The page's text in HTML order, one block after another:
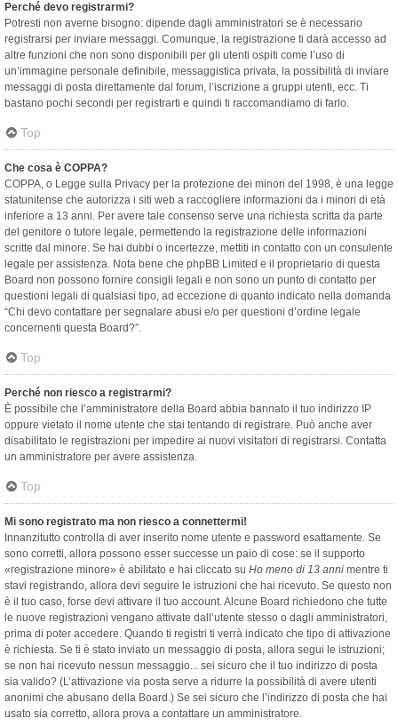
Perché devo registrarmi?
Potresti non averne bisogno: dipende dagli amministratori se è necessario
registrarsi per inviare messaggi. Comunque, la registrazione ti darà accesso ad
altre funzioni che non sono disponibili per gli utenti ospiti come l’uso di
un’immagine personale definibile, messaggistica privata, la possibilità di inviare
messaggi di posta direttamente dal forum, l’iscrizione a gruppi utenti, ecc. Ti
bastano pochi secondi per registrarti e quindi ti raccomandiamo di farlo.
Top
Che cosa è COPPA?
COPPA, o Legge sulla Privacy per la protezione dei minori del 1998, è una legge
statunitense che autorizza i siti web a raccogliere informazioni da i minori di età
inferiore a 13 anni. Per avere tale consenso serve una richiesta scritta da parte
del genitore o tutore legale, permettendo la registrazione delle informazioni
scritte dal minore. Se hai dubbi o incertezze, mettiti in contatto con un consulente
legale per assistenza. Nota bene che phpBB Limited e il proprietario di questa
Board non possono fornire consigli legali e non sono un punto di contatto per
questioni legali di qualsiasi tipo, ad eccezione di quanto indicato nella domanda
“Chi devo contattare per segnalare abusi e/o per questioni d’ordine legale
concernenti questa Board?”.
Top
Perché non riesco a registrarmi?
È possibile che l’amministratore della Board abbia bannato il tuo indirizzo IP
oppure vietato il nome utente che stai tentando di registrare. Può anche aver
disabilitato le registrazioni per impedire ai nuovi visitatori di registrarsi. Contatta
un amministratore per avere assistenza.
Top
Mi sono registrato ma non riesco a connettermi!
Innanzitutto controlla di aver inserito nome utente e password esattamente. Se
sono corretti, allora possono esser successe un paio di cose: se il supporto
«registrazione minore» è abilitato e hai cliccato su Ho meno di 13 anni mentre ti
stavi registrando, allora devi seguire le istruzioni che hai ricevuto. Se questo non
è il tuo caso, forse devi attivare il tuo account. Alcune Board richiedono che tutte
le nuove registrazioni vengano attivate dall’utente stesso o dagli amministratori,
prima di poter accedere. Quando ti registri ti verrà indicato che tipo di attivazione
è richiesta. Se ti è stato inviato un messaggio di posta, allora segui le istruzioni;
se non hai ricevuto nessun messaggio... sei sicuro che il tuo indirizzo di posta
sia valido? (L’attivazione via posta serve a ridurre la possibilità di avere utenti
anonimi che abusano della Board.) Se sei sicuro che l’indirizzo di posta che hai
usato sia corretto, allora prova a contattare un amministratore.